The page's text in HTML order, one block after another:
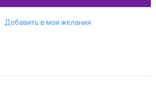
Добавить в мои желания